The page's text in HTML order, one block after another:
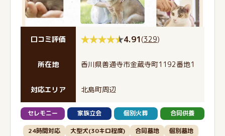
口コミ評価 4.91(329)
所在地 香川県善通寺市金蔵寺町1192番地1
対応エリア 北島町周辺
セレモニー 家族立会 個別火葬 合同供養
24時間対応 大型犬(30キロ程度) 合同墓地
個別墓地